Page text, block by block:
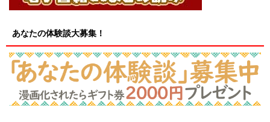
あなたの体験談大募集！